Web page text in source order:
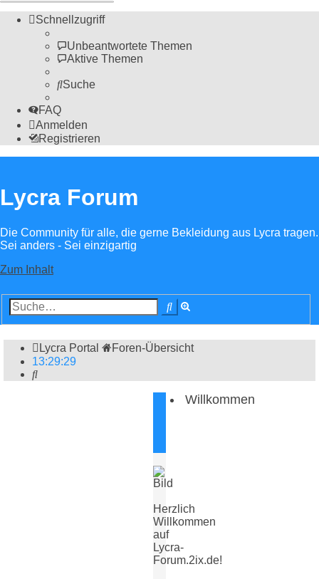
Schnellzugriff
Unbeantwortete Themen
Aktive Themen
Suche
FAQ
Anmelden
Registrieren
Lycra Forum
Die Community für alle, die gerne Bekleidung aus Lycra tragen.
Sei anders - Sei einzigartig
Zum Inhalt
Suche
Lycra Portal
Foren-Übersicht
13:29:29
Suche
Willkommen
Herzlich
Willkommen
auf
Lycra-
Forum.2ix.de!